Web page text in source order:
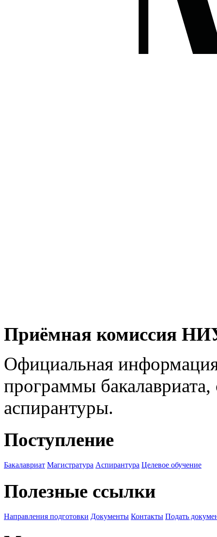
Приёмная комиссия
Официальная
программы
аспирантуры.
Поступление
Бакалавриат Магистратура Аспирантура Целевое обучение
Полезные ссылки
Направления подготовки Документы Контакты Подать